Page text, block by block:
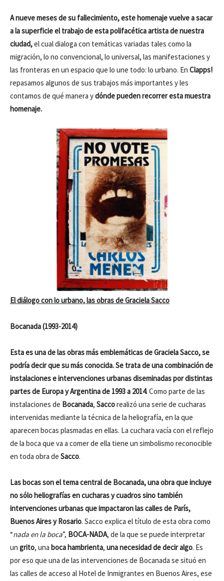
A nueve meses de su fallecimiento, este homenaje vuelve a sacar
a la superficie el trabajo de esta polifacética artista de nuestra
ciudad,el cual dialoga con temáticas variadas tales como la
migración, lo no convencional, lo universal, las manifestaciones y
las fronteras en un espacio que lo une todo: lo urbano. En Clapps!
repasamos algunos de sus trabajos más importantes y les
contamos de qué manera ydónde pueden recorrer esta muestra
homenaje.
El diálogo con lo urbano, las obras de Graciela Sacco
Bocanada (1993-2014)
Esta es una de las obras más emblemáticas de Graciela Sacco, se
podría decir que su más conocida. Se trata de una combinación de
instalaciones e intervenciones urbanas diseminadas por distintas
partes de Europa y Argentina de 1993 a 2014. Como parte de las
instalaciones de Bocanada, Saccorealizó una serie de cucharas
intervenidas mediante la técnica de la heliografía, en la que
aparecen bocas plasmadas en ellas. La cuchara vacía con el reflejo
de la boca que va a comer de ella tiene un simbolismo reconocible
en toda obra de Sacco.
Las bocas son el tema central de Bocanada, una obra que incluye
no sólo heliografías en cucharas y cuadros sino también
intervenciones urbanas que impactaron las calles de París,
Buenos Aires y Rosario. Sacco explica el título de esta obra como
“nada en la boca”, BOCA-NADA, de la que se puede interpretar
un grito, una boca hambrienta, una necesidad de decir algo. Es
por eso que una de las intervenciones de Bocanada se situó en
las calles de acceso al Hotel de Inmigrantes en Buenos Aires, ese